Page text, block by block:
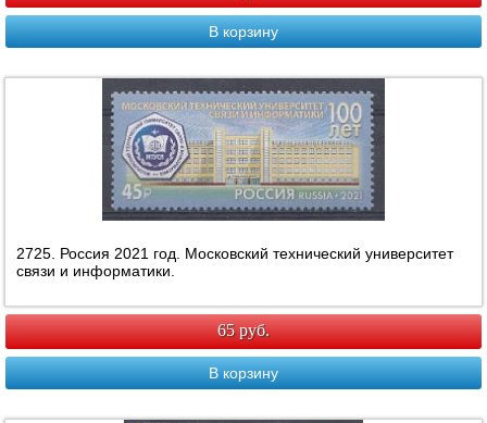
В корзину
2725. Россия 2021 год. Московский технический университет
связи и информатики.
65 руб.
В корзину